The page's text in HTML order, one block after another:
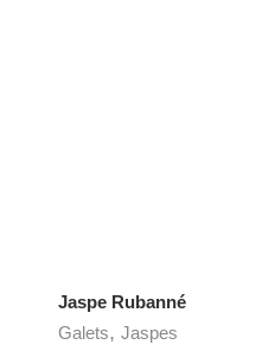
Jaspe Rubanné
Galets, Jaspes